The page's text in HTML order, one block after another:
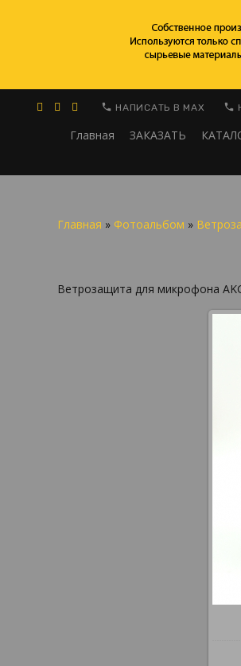
НАПИСАТЬ В MAX
Главная ЗАКАЗАТЬ
Главная » Фотоальбом »
Ветрозащита для микрофона